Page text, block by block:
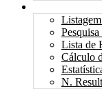
Lista de
Cálculo
N.